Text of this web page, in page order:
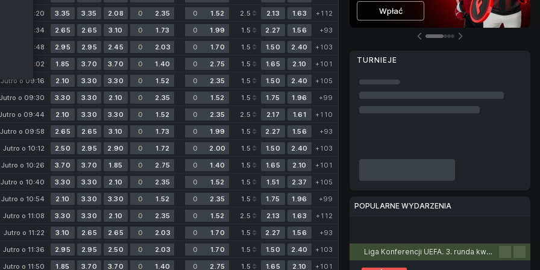
Jutro o 08:20 3.35 3.35 2.08 0 2.35 0 1.52 2.5 2.13 1.63
+112
Jutro o 08:34 2.65 2.65 3.10 0 1.73 0 1.99 1.5 2.27 1.56
+93
Jutro o 08:48 2.95 2.95 2.45 0 2.03 0 1.70 1.5 1.50 2.40
+103
Jutro o 09:02 1.85 3.70 3.70 0 1.40 0 2.75 1.5 1.65 2.10
+101
Jutro o 09:16 2.10 3.30 3.30 0 1.52 0 2.35 1.5 1.50 2.40
+105
Jutro o 09:30 3.30 3.30 2.10 0 2.35 0 1.52 1.5 1.75 1.96
+99
o 09:44 2.10 3.30 3.30 0 1.52 0 2.35 2.5 2.17 1.61
+110
Jutro o 09:58 2.65 2.65 3.10 0 1.73 0 1.99 1.5 2.27 1.56
+93
Jutro o 10:12 2.50 2.95 2.90 0 1.72 0 2.00 1.5 1.50 2.40
+103
Jutro o 10:26 3.70 3.70 1.85 0 2.75 0 1.40 1.5 1.65 2.10
+101
Jutro o 10:40 3.30 3.30 2.10 0 2.35 0 1.52 1.5 1.51 2.37
+105
Jutro o 10:54 2.10 3.30 3.30 0 1.52 0 2.35 1.5 1.75 1.96
+99
Jutro o 11:08 3.30 3.30 2.10 0 2.35 0 1.52 2.5 2.13 1.63
+112
Jutro o 11:22 3.10 2.65 2.65 0 2.03 0 1.70 1.5 2.27 1.56
+93
Jutro o 11:36 2.95 2.95 2.50 0 2.03 0 1.70 1.5 1.50 2.40
+103
Jutro o 11:50 1.85 3.70 3.70 0 1.40 0 2.75 1.5 1.65 2.10 +101
Wpłać
Więcej informacji
TURNIEJE
POPULARNE WYDARZENIA
Liga Konferencji UEFA. 3. runda kwalifikacyjna. Pierwsze mecze